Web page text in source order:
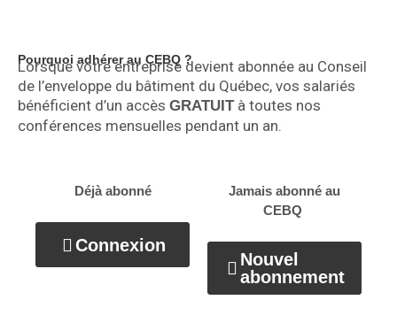
Pourquoi adhérer au CEBQ ?
Lorsque votre entreprise devient abonnée au Conseil
de l’enveloppe du bâtiment du Québec, vos salariés
bénéficient d’un accès GRATUITà toutes nos
conférences mensuelles pendant un an.
Déjà abonné
Connexion
Jamais abonné au
CEBQ
Nouvel
abonnement